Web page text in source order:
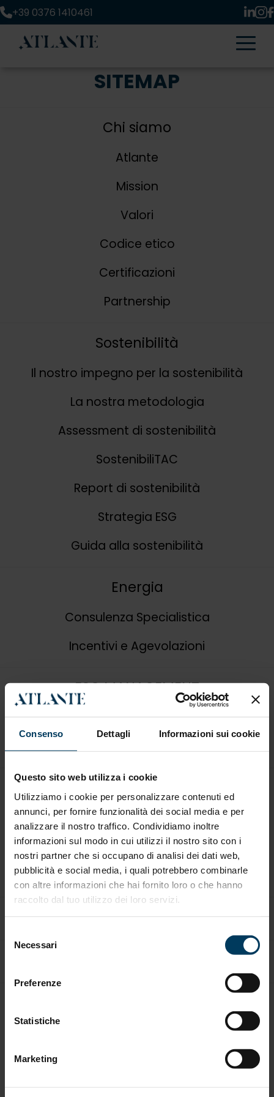
Consenso Dettagli Informazioni sui cookie
Questo sito web utilizza i cookie
Utilizziamo i cookie per personalizzare contenuti ed
annunci, per fornire funzionalità dei social media e per
analizzare il nostro traffico. Condividiamo inoltre
informazioni sul modo in cui utilizzi il nostro sito con i
nostri partner che si occupano di analisi dei dati web,
pubblicità e social media, i quali potrebbero combinarle
con altre informazioni che hai fornito loro o che hanno
raccolto dal tuo utilizzo dei loro servizi.
delNecessari
Preferenze
Statistiche
Marketing
+39 0376 1410461
SITEMAP
Chi siamo
Atlante
Mission
Valori
Codice etico
Certificazioni
Partnership
Sostenibilità
Il nostro impegno per la sostenibilità
La nostra metodologia
Assessment di sostenibilità
SostenibiliTAC
Report di sostenibilità
Strategia ESG
Guida alla sostenibilità
Energia
Consulenza Specialistica
Incentivi e Agevolazioni
ESG MANAGEMENT
Servizi ESG
Consulenze e Certificazioni ISO
Finanza agevolata automatica
Finanza Agevolata Speciale
Certificazioni e Audit
Highlights